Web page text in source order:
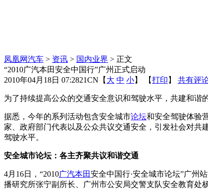
凤凰网汽车 > 资讯 > 国内业界 > 正文
“2010广汽本田安全中国行”广州正式启动
2010年04月18日 07:2821CN 【 大 中 小】 【打印 】 共有评
为了持续提高公众的交通安全意识和驾驶水平，共建和谐
据悉，今年的系列活动包含安全城市论坛和安全驾驶体验
家、政府部门代表以及公众共议交通安全，引发社会对
驾驶水平。
安全城市论坛：各主齐聚共议和谐交通
4月16日，“2010广汽本田安全中国行·安全城市论坛”广州
播研究所张宁副所长、广州市公安局交警支队安全教育处